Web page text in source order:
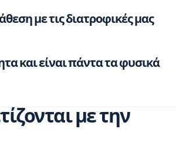
με τις διατροφικές μας
και είναι πάντα τα φυσικά
με την